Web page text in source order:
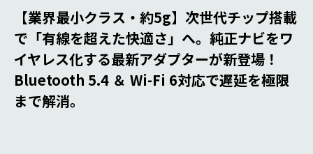
【業界最小クラス・約5g】次世代チップ搭載
で「有線を超えた快適さ」へ。純正ナビをワ
イヤレス化する最新アダプターが新登場！
Bluetooth 5.4 ＆ Wi-Fi 6対応で遅延を極限
まで解消。